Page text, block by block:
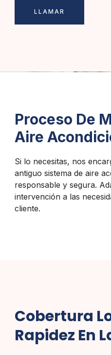
LLAMAR
Proceso De
Aire
Si lo necesitas, nos
antiguo sistema de aire
responsable y segura.
intervención a las
cliente.
Cobertura
Rapidez En